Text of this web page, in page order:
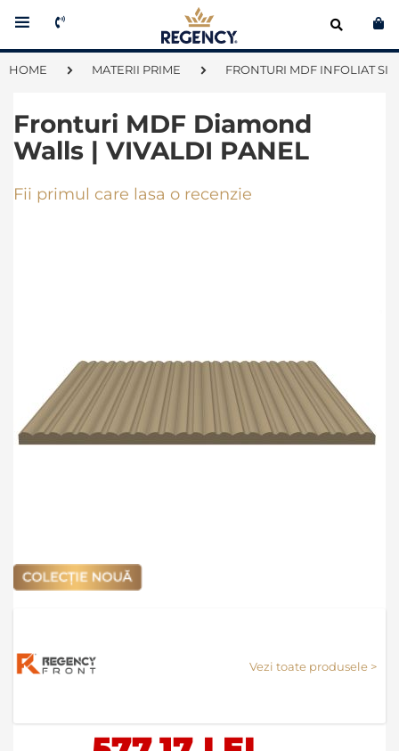
HOME MATERII PRIME FRONTURI MDF INFOLIAT SI
the
beginning
images
Vezi toate produsele >
Fronturi MDF Diamond
Walls | VIVALDI PANEL
Fii primul care lasa o recenzie